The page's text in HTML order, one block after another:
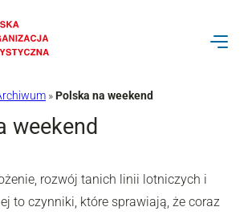
»Polska na weekend
weekend
rozwój tanich linii lotniczych i
to czynniki, które sprawiają, że coraz